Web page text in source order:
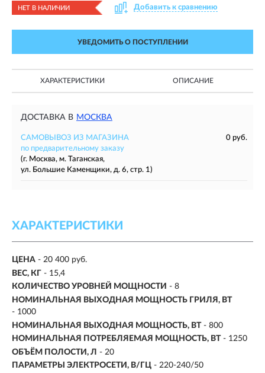
НЕТ В НАЛИЧИИ Добавить к сравнению
УВЕДОМИТЬ О ПОСТУПЛЕНИИ
ХАРАКТЕРИСТИКИ ОПИСАНИЕ
ДОСТАВКА В МОСКВА
САМОВЫВОЗ ИЗ МАГАЗИНА
0 руб.
по предварительному заказу
(г. Москва, м. Таганская,
ул. Большие Каменщики, д. 6, стр. 1)
ХАРАКТЕРИСТИКИ
ЦЕНА - 20 400 руб.
ВЕС, КГ - 15,4
КОЛИЧЕСТВО УРОВНЕЙ МОЩНОСТИ - 8
НОМИНАЛЬНАЯ ВЫХОДНАЯ МОЩНОСТЬ ГРИЛЯ, ВТ
- 1000
НОМИНАЛЬНАЯ ВЫХОДНАЯ МОЩНОСТЬ, ВТ - 800
НОМИНАЛЬНАЯ ПОТРЕБЛЯЕМАЯ МОЩНОСТЬ, ВТ - 1250
ОБЪЁМ ПОЛОСТИ, Л - 20
ПАРАМЕТРЫ ЭЛЕКТРОСЕТИ, В/ГЦ - 220-240/50